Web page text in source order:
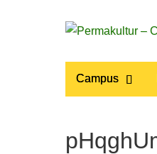
–
Main
menu
Campus